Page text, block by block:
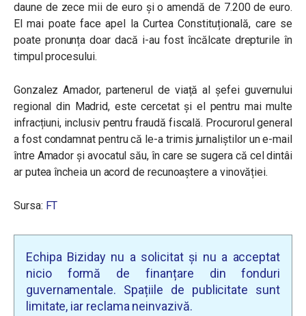
daune de zece mii de euro și o amendă de 7.200 de euro.
El mai poate face apel la Curtea Constituțională, care se
poate pronunța doar dacă i-au fost încălcate drepturile în
timpul procesului.
Gonzalez Amador, partenerul de viață al șefei guvernului
regional din Madrid, este cercetat și el pentru mai multe
infracțiuni, inclusiv pentru fraudă fiscală. Procurorul general
a fost condamnat pentru că le-a trimis jurnaliștilor un e-mail
între Amador și avocatul său, în care se sugera că cel dintâi
ar putea încheia un acord de recunoaștere a vinovăției.
Sursa: FT
Echipa Biziday nu a solicitat și nu a acceptat
nicio formă de finanțare din fonduri
guvernamentale. Spațiile de publicitate sunt
limitate, iar reclama neinvazivă.